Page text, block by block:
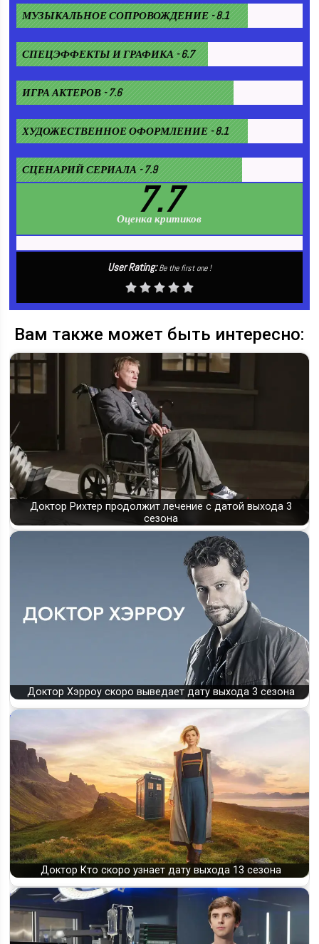
МУЗЫКАЛЬНОЕ СОПРОВОЖДЕНИЕ - 8.1
СПЕЦЭФФЕКТЫ И ГРАФИКА - 6.7
ИГРА АКТЕРОВ - 7.6
ХУДОЖЕСТВЕННОЕ ОФОРМЛЕНИЕ - 8.1
СЦЕНАРИЙ СЕРИАЛА - 7.9
7.7
Оценка критиков
User Rating:Be the first one !
Вам также может быть интересно:
Доктор Рихтер продолжит лечение с датой выхода 3
сезона
Доктор Хэрроу скоро выведает дату выхода 3 сезона
Доктор Кто скоро узнает дату выхода 13 сезона